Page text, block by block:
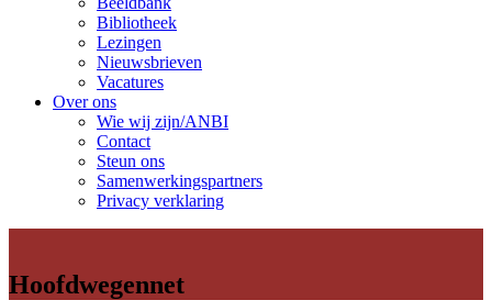
Bibliotheek
Lezingen
Nieuwsbrieven
Vacatures
Over ons
Wie wij zijn/ANBI
Contact
Steun ons
Samenwerkingspartners
Privacy verklaring
Hoofdwegennet